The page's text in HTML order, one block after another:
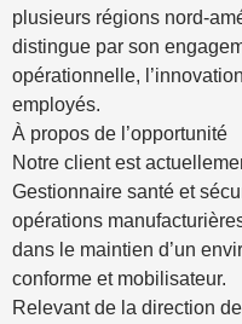
plusieurs régions nord-
distingue par son
opérationnelle,
employés.
À propos de l’opportunité
Notre client est
Gestionnaire santé et
opérations
dans le maintien d’un
conforme et mobilisateur.
Relevant de la direction